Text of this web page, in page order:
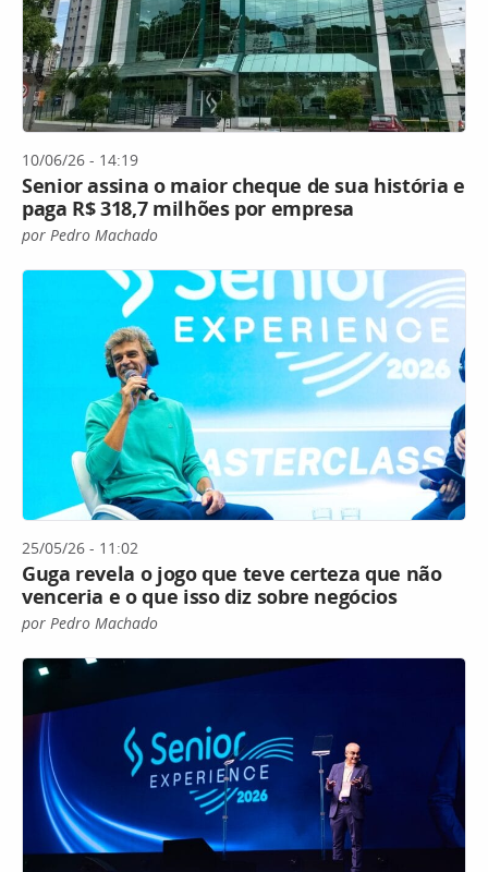
10/06/26 - 14:19
Senior assina o maior cheque de sua história e
paga R$ 318,7 milhões por empresa
por Pedro Machado
25/05/26 - 11:02
Guga revela o jogo que teve certeza que não
venceria e o que isso diz sobre negócios
por Pedro Machado